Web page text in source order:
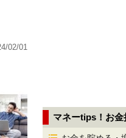
02/01
マネーtips！お金